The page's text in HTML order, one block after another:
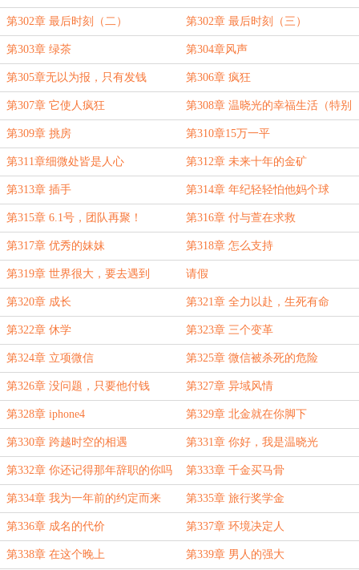
第302章 最后时刻（二） 第302章 最后时刻（三）
第303章 绿茶 第304章风声
第305章无以为报，只有发钱 第306章 疯狂
第307章 它使人疯狂 第308章 温晓光的幸福生活（特别
感谢斜月花落成为本书新盟主！）
第309章 挑房 第310章15万一平
第311章细微处皆是人心 第312章 未来十年的金矿
第313章 插手 第314章 年纪轻轻怕他妈个球
第315章 6.1号，团队再聚！ 第316章 付与萱在求救
第317章 优秀的妹妹 第318章 怎么支持
第319章 世界很大，要去遇到 请假
第320章 成长 第321章 全力以赴，生死有命
第322章 休学 第323章 三个变革
第324章 立项微信 第325章 微信被杀死的危险
第326章 没问题，只要他付钱 第327章 异域风情
第328章 iphone4 第329章 北金就在你脚下
第330章 跨越时空的相遇 第331章 你好，我是温晓光
第332章 你还记得那年辞职的你吗 第333章 千金买马骨
第334章 我为一年前的约定而来
（4400二合一章节~）
第335章 旅行奖学金
第336章 成名的代价 第337章 环境决定人
第338章 在这个晚上 第339章 男人的强大